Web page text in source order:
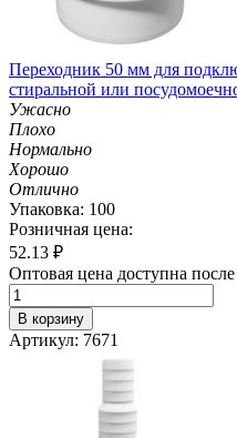
Переходник 50 мм для
стиральной или
Ужасно
Плохо
Нормально
Хорошо
Отлично
Упаковка: 100
Розничная цена:
52.13 ₽
Оптовая цена доступна
В корзину
Артикул: 7671